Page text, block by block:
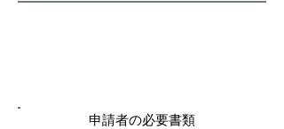
申請者の必要書類